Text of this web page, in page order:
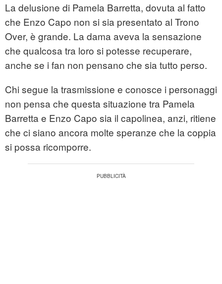
La delusione di Pamela Barretta, dovuta al fatto
che Enzo Capo non si sia presentato al Trono
Over, è grande. La dama aveva la sensazione
che qualcosa tra loro si potesse recuperare,
anche se i fan non pensano che sia tutto perso.
Chi segue la trasmissione e conosce i personaggi
non pensa che questa situazione tra Pamela
Barretta e Enzo Capo sia il capolinea, anzi, ritiene
che ci siano ancora molte speranze che la coppia
si possa ricomporre.